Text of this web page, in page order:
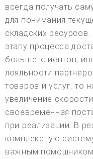
всегда получать
для понимания
складских
этапу процесса
больше клиентов,
лояльности
товаров и услуг, то
увеличение
своевременная
при реализации. В
комплексную
важным помощником